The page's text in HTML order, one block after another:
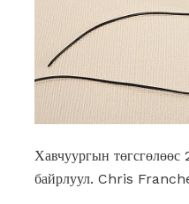
Хавчуургын
байрлуул. Chris